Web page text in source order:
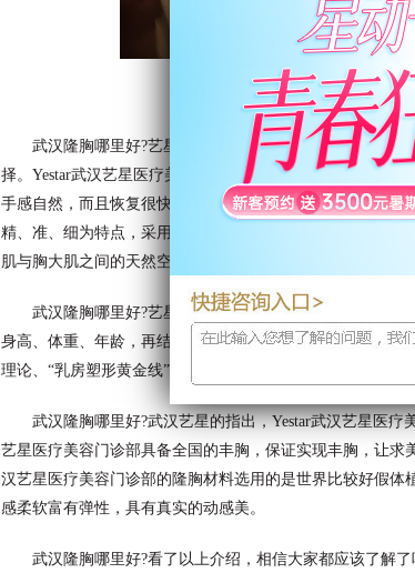
武汉隆胸哪里
武汉隆胸哪里好?艺星指出，Yestar武汉艺星医疗美容
择。Yestar武汉艺星医疗美容门诊部的动感无痕丰胸是假体
手感自然，而且恢复很快。武汉整形指出，武汉艺星医疗美
精、准、细为特点，采用整形手术中为隐蔽的丰胸手术切口
肌与胸大肌之间的天然空隙中，完成女性的蜕变。
武汉隆胸哪里好?艺星指出，Yestar武汉艺星医疗美容门
身高、体重、年龄，再结合个人气质及职业特点进行乳晕、
理论、“乳房塑形黄金线”与全身形体的协调美巧妙融合，以
武汉隆胸哪里好?武汉艺星的指出，Yestar武汉艺星医疗
艺星医疗美容门诊部具备全国的丰胸，保证实现丰胸，让求
汉艺星医疗美容门诊部的隆胸材料选用的是世界比较好假体
感柔软富有弹性，具有真实的动感美。
武汉隆胸哪里好?看了以上介绍，相信大家都应该了解